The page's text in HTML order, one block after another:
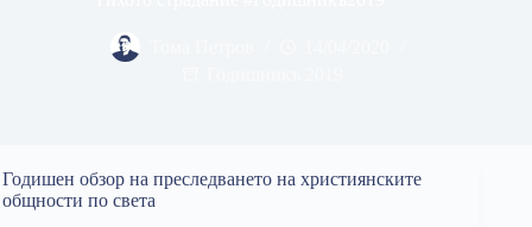
Годишен обзор на преследването на християнските
общности по света